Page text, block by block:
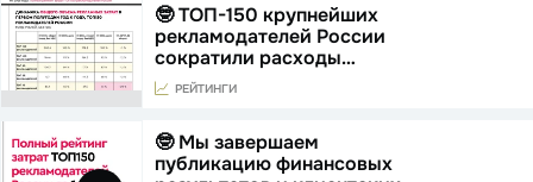
🤓 ТОП-150 крупнейших
рекламодателей России
сократили расходы…
РЕЙТИНГИ
🤓 Мы завершаем
публикацию финансовых